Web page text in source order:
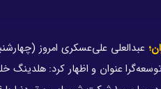
عنوان و اظهار کرد: هلدینگ